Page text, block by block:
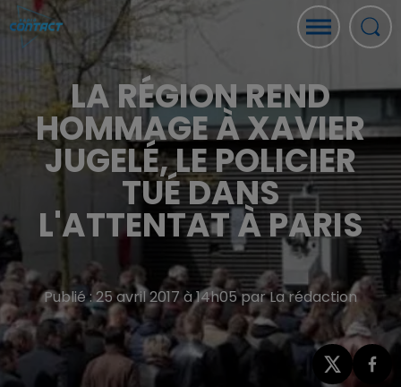
LA RÉGION REND
HOMMAGE À XAVIER
JUGELÉ, LE POLICIER
TUÉ DANS
L'ATTENTAT À PARIS
Publié : 25 avril 2017 à 14h05 par La rédaction